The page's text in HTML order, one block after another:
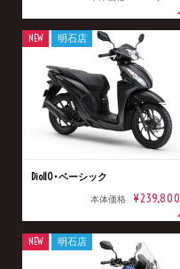
Dio110･ベーシック
本体価格 ¥239,800
NEW 明石店
NEW 明石店